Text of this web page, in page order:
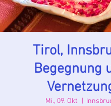
Tirol,
Begegnung
Mi., 09. Okt.